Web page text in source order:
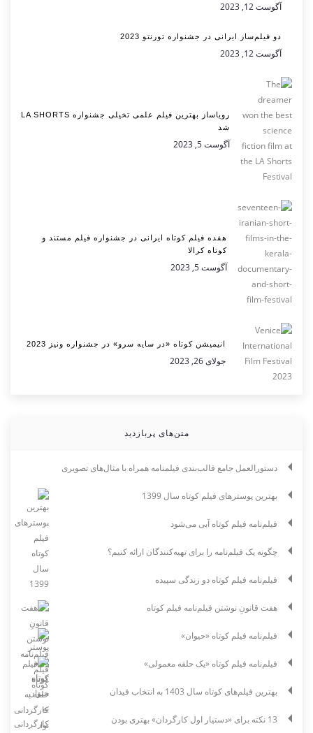
آگوست 12, 2023
دو فیلم‌ساز ایرانی در جشنواره تورنتو 2023
آگوست 12, 2023
رویاساز بهترین فیلم علمی تخیلی جشنواره LA SHORTS
شد
آگوست 5, 2023
هفده فیلم کوتاه ایرانی در جشنواره فیلم مستند و
کوتاه کرالا
آگوست 5, 2023
انیمیشن کوتاه «در سایه سرو» در جشنواره ونیز 2023
جولای 26, 2023
متن‌های پربازدید
دستورالعمل جامع قالب‌بندی فیلمنامه همراه با مثال‌های تصویری
بهترین پوسترهای فیلم کوتاه سال 1399
فیلم‌نامه فیلم کوتاه آبی می‌شود
چگونه یک فیلم‌نامه را برای تهیه‌کنندگان ارائه کنیم؟
فیلم‌نامه فیلم کوتاه دو زندگی سپیده
هفت قانونِ نوشتن فیلم‌نامه فیلم کوتاه
فیلم‌نامه فیلم کوتاه «حیوان»
فیلم‌نامه فیلم کوتاه «یک حلقه معمولی»
بهترین فیلم‌های کوتاه سال 1403 به انتخاب فیدان
13 نکته برای «دستیار اول کارگردان» بهتری بودن